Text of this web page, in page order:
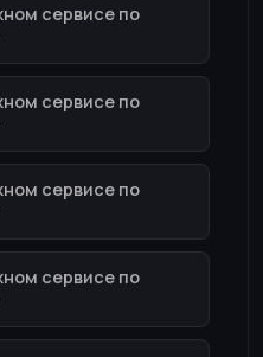
сервисе по
сервисе по
сервисе по
сервисе по